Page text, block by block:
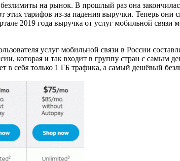
на рынок. В прошлый раз она
тарифов из-за падения выручки. Теперь они
2019 года выручка от услуг мобильной связи
услуг мобильной связи в России
которая и так входит в группу стран с
в себя только 1 ГБ трафика, а самый дешёвый